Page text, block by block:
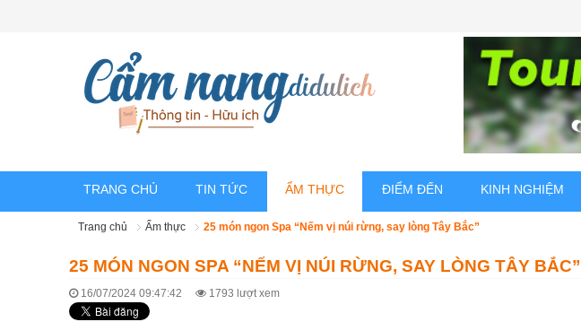
TRANG CHỦ TIN TỨC ẨM THỰC ĐIỂM ĐẾN KINH NGHIỆM
Trang chủ Ẩm thực 25 món ngon Spa “Nếm vị núi rừng, say lòng Tây Bắc”
25 MÓN NGON SPA “NẾM VỊ NÚI RỪNG, SAY LÒNG TÂY BẮC”
16/07/2024 09:47:42 1793 lượt xem